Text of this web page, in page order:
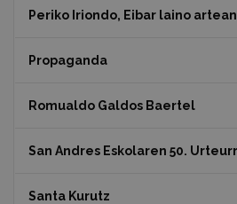
Periko Iriondo, Eibar laino artean
Propaganda
Romualdo Galdos Baertel
San Andres Eskolaren 50.
Santa Kurutz